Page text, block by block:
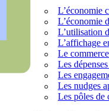
L’économie
L’économie
L’utilisation
L’affichage
Le
Les
Les
Les nudges
Les pôles de